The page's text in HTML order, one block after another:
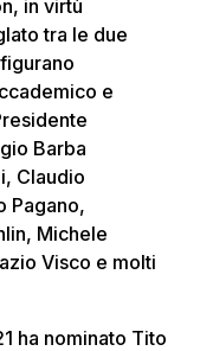
in virtù
tra le due
e
Barba
Claudio
Pagano,
Michele
Visco e molti
ha nominato Tito